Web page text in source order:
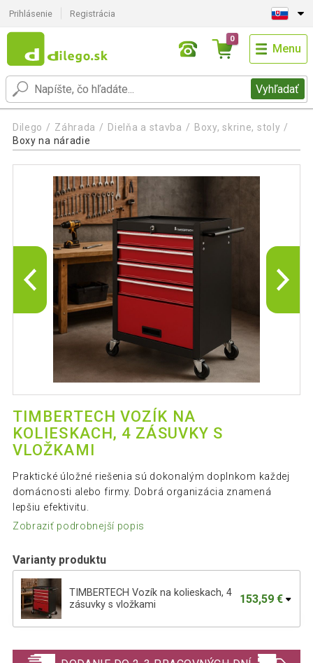
Prihlásenie Registrácia
Vyhľadať
0
Menu
Dilego Záhrada Dielňa a stavba
Boxy, skrine, stoly
Boxy na náradie
TIMBERTECH VOZÍK NA
KOLIESKACH, 4 ZÁSUVKY S
VLOŽKAMI
Praktické úložné riešenia sú dokonalým doplnkom každej
domácnosti alebo firmy. Dobrá organizácia znamená
lepšiu efektivitu.
Zobraziť podrobnejší popis
Varianty produktu
TIMBERTECH Vozík na kolieskach, 4
zásuvky s vložkami
153,59 €
615 x 330 x 1085 mm